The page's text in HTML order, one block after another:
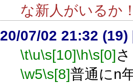
な新人がいるか
20/07/02 21:32 (19)
\t\u\s[10]\h\s[0]
\w5\s[8]普通にn